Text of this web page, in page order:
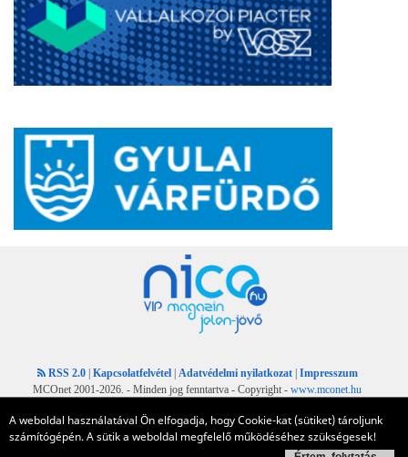
A weboldal használatával Ön elfogadja, hogy Cookie-kat (sütiket) tároljunk
számítógépén. A sütik a weboldal megfelelő működéséhez szükségesek!
RSS 2.0 Kapcsolatfelvétel Adatvédelmi nyilatkozat
Impresszum
MCOnet 2001-2026. - Minden jog fenntartva - Copyright - www.mconet.hu